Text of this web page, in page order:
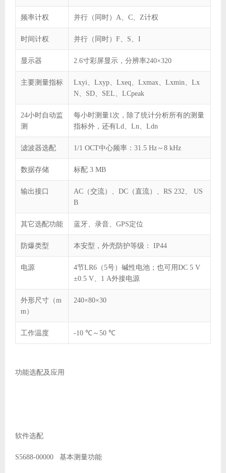
频率计权 并行（同时）A、C、Z计权
时间计权 并行（同时）F、S、I
显示器 2.6寸彩屏显示，分辨率240×320
主要测量指标
Lxyi、Lxyp、Lxeq、Lxmax、Lxmin、Lx
N、SD、SEL、LCpeak
24小时自动监
测
每小时测量1次，除了统计分析所有的测量
指标外，还有Ld、Ln、Ldn
滤波器选配 1/1 OCT中心频率：31.5 Hz～8 kHz
数据存储 标配 3 MB
输出接口
AC（交流）、DC（直流）、RS 232、 US
B
其它选配功能 蓝牙、录音、GPS定位
防爆类型 本安型，外壳防护等级： IP44
电源
4节LR6（5号）碱性电池；也可用DC 5 V
±0.5 V、1 A外接电源
外形尺寸（m
m）
240×80×30
工作温度 -10 ℃～50 ℃
功能选配及应用
软件选配
S5688-00000 基本测量功能